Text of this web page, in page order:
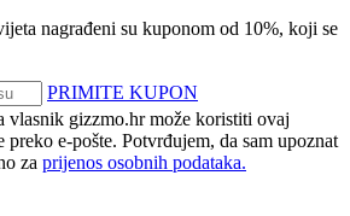
nagrađeni su kuponom od 10%, koji se
PRIMITE KUPON
vlasnik gizzmo.hr može koristiti ovaj
preko e-pošte. Potvrđujem, da sam upoznat
za prijenos osobnih podataka.